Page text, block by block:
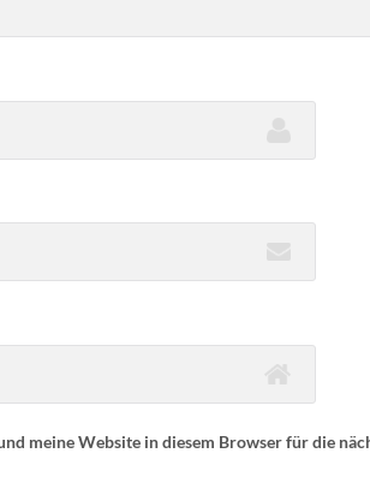
meine Website in diesem Browser für die